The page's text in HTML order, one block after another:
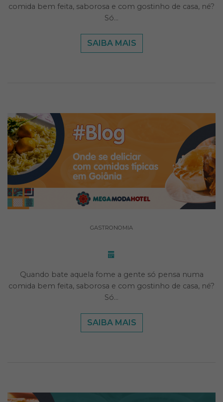
comida bem feita, saborosa e com gostinho de casa, né?
Só…
SAIBA MAIS
GASTRONOMIA
Quando bate aquela fome a gente só pensa numa
comida bem feita, saborosa e com gostinho de casa, né?
Só…
SAIBA MAIS